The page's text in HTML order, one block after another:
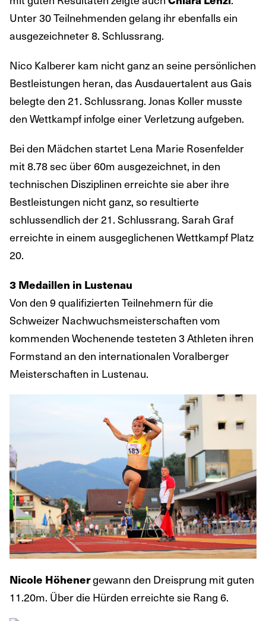
Unter 30 Teilnehmenden gelang ihr ebenfalls ein
ausgezeichneter 8. Schlussrang.
Nico Kalberer kam nicht ganz an seine persönlichen
Bestleistungen heran, das Ausdauertalent aus Gais
belegte den 21. Schlussrang. Jonas Koller musste
den Wettkampf infolge einer Verletzung aufgeben.
Bei den Mädchen startet Lena Marie Rosenfelder
mit 8.78 sec über 60m ausgezeichnet, in den
technischen Disziplinen erreichte sie aber ihre
Bestleistungen nicht ganz, so resultierte
schlussendlich der 21. Schlussrang. Sarah Graf
erreichte in einem ausgeglichenen Wettkampf Platz
20.
3 Medaillen in Lustenau
Von den 9 qualifizierten Teilnehmern für die
Schweizer Nachwuchsmeisterschaften vom
kommenden Wochenende testeten 3 Athleten ihren
Formstand an den internationalen Voralberger
Meisterschaften in Lustenau.
Nicole Höhenergewann den Dreisprung mit guten
11.20m. Über die Hürden erreichte sie Rang 6.